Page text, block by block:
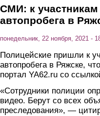
СМИ: к участникам
автопробега в
понедельник, 22 ноября, 2021 -
Полицейские пришли к
автопробега в Ряжске,
портал YA62.ru со
«Сотрудники полиции
видео. Берут со всех
преследования», —